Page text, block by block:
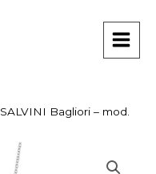
SALVINI Bagliori – mod.